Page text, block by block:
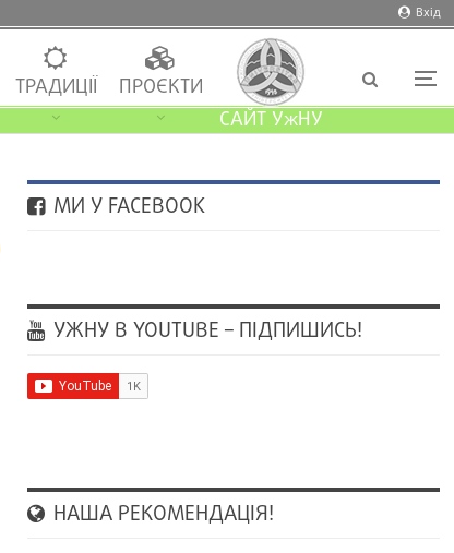
Вхід
ТРАДИЦІЇ
ПРОЄКТИ
САЙТ УжНУ
МИ У FACEBOOK
УЖНУ В YOUTUBE – ПІДПИШИСЬ!
НАША РЕКОМЕНДАЦІЯ!